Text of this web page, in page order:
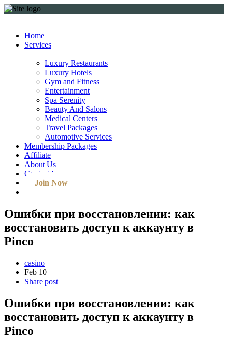
Home
Services
Luxury Restaurants
Luxury Hotels
Gym and Fitness
Entertainment
Spa Serenity
Beauty And Salons
Medical Centers
Travel Packages
Automotive Services
Membership Packages
Affiliate
About Us
Contact Us
Join Now
Ошибки при восстановлении: как
восстановить доступ к аккаунту в
Pinco
casino
Feb 10
Share post
Ошибки при восстановлении: как
восстановить доступ к аккаунту в
Pinco